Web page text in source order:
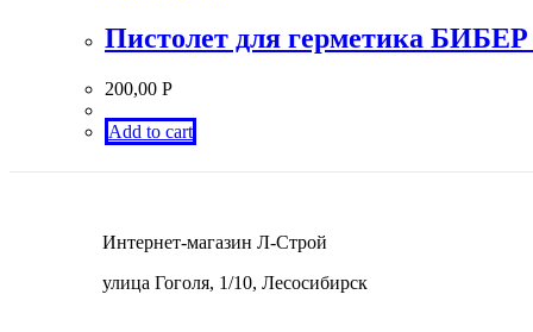
Пистолет для герметика БИБЕР
200,00 Р
Add to cart
Интернет-магазин Л-Строй
улица Гоголя, 1/10, Лесосибирск